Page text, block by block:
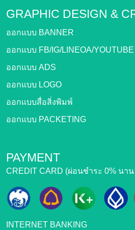
GRAPHIC DESIGN &
ออกแบบ BANNER
ออกแบบ FB/IG/LINEOA/YOUTUBE
ออกแบบ ADS
ออกแบบ LOGO
ออกแบบสื่อสิ่งพิมพ์
ออกแบบ PACKETING
PAYMENT
CREDIT CARD (ผ่อนชำระ 0% นาน
INTERNET BANKING